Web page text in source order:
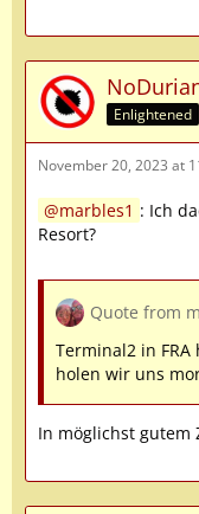
Enlightened
November 20, 2023 at
marbles1 : Ich
Resort?
Quote from
Terminal2 in
holen wir uns
In möglichst gutem